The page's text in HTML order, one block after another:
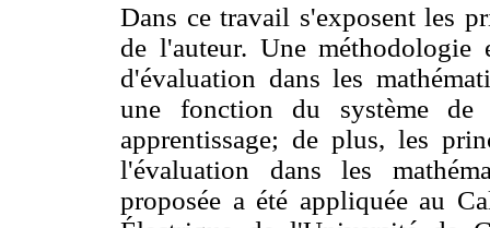
Dans ce travail s'exposent les
de l'auteur. Une
d'évaluation dans les
une fonction du système de
apprentissage; de plus, les
l'évaluation dans les
proposée a été appliquée au